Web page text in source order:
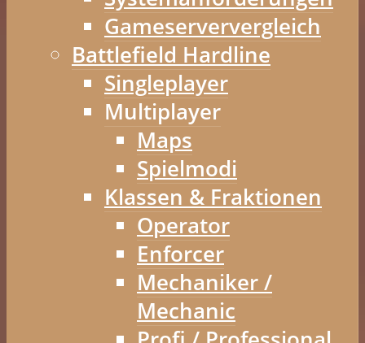
Gameserververgleich
Battlefield Hardline
Singleplayer
Multiplayer
Maps
Spielmodi
Klassen & Fraktionen
Operator
Enforcer
Mechaniker /
Mechanic